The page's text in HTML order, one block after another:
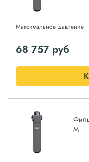
Максимальное давление
68 757 руб
M